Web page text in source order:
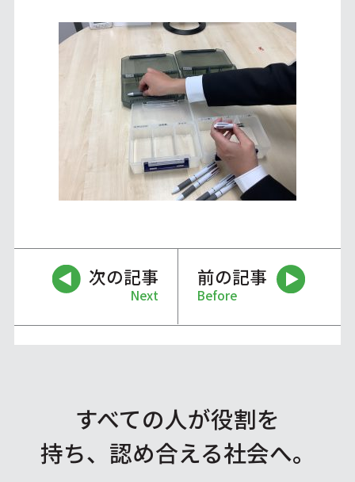
次の記事
Next
前の記事
Before
すべての人が役割を
持ち、認め合える社会へ。